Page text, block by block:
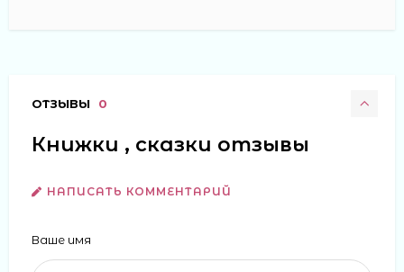
ОТЗЫВЫ 0
Книжки , сказки отзывы
НАПИСАТЬ КОММЕНТАРИЙ
Ваше имя